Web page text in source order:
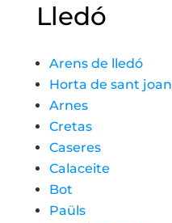
Lledó
Arens de lledó
Horta de sant joan
Arnes
Cretas
Caseres
Calaceite
Bot
Paüls